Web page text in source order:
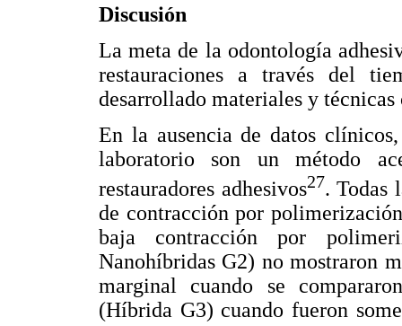
Discusión
La meta de la odontología
restauraciones a través del
desarrollado materiales y
En la ausencia de datos
laboratorio son un método
restauradores adhesivos27. Todas
de contracción por
baja contracción por
Nanohíbridas G2) no mostraron
marginal cuando se
(Híbrida G3) cuando fueron